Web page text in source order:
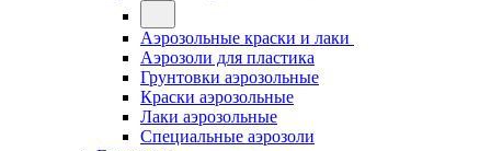
Аэрозольные краски и лаки
Аэрозоли для пластика
Грунтовки аэрозольные
Краски аэрозольные
Лаки аэрозольные
Специальные аэрозоли